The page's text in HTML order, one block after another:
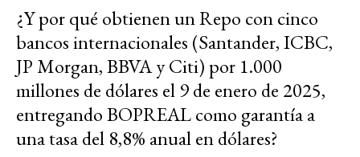
¿Y por qué obtienen un Repo con cinco
bancos internacionales (Santander, ICBC,
JP Morgan, BBVA y Citi) por 1.000
millones de dólares el 9 de enero de 2025,
entregando BOPREAL como garantía a
una tasa del 8,8% anual en dólares?